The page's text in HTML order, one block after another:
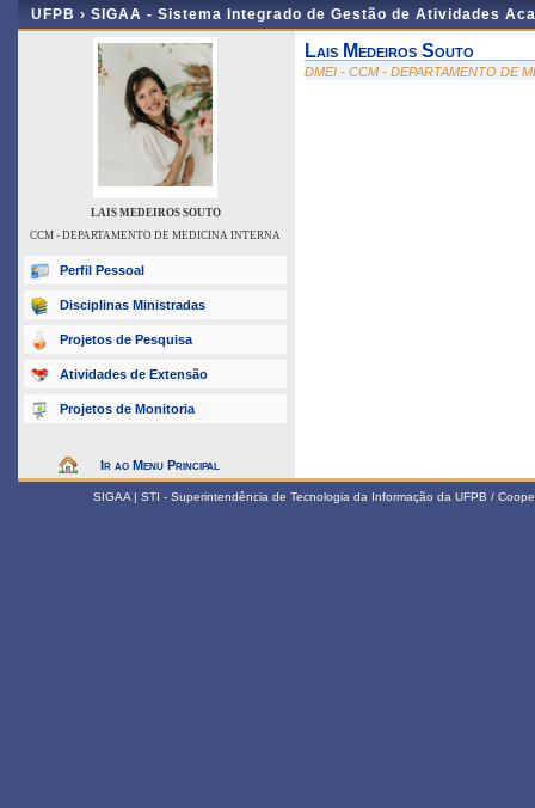
UFPB › SIGAA - Sistema Integrado de Gestão de Atividades
LAIS MEDEIROS SOUTO
CCM - DEPARTAMENTO DE MEDICINA INTERNA
Perfil Pessoal
Disciplinas Ministradas
Projetos de Pesquisa
Atividades de Extensão
Projetos de Monitoria
Ir ao Menu Principal
Lais Medeiros Souto
DMEI - CCM - DEPARTAMENTO DE
SIGAA | STI - Superintendência de Tecnologia da Informação da UFPB /